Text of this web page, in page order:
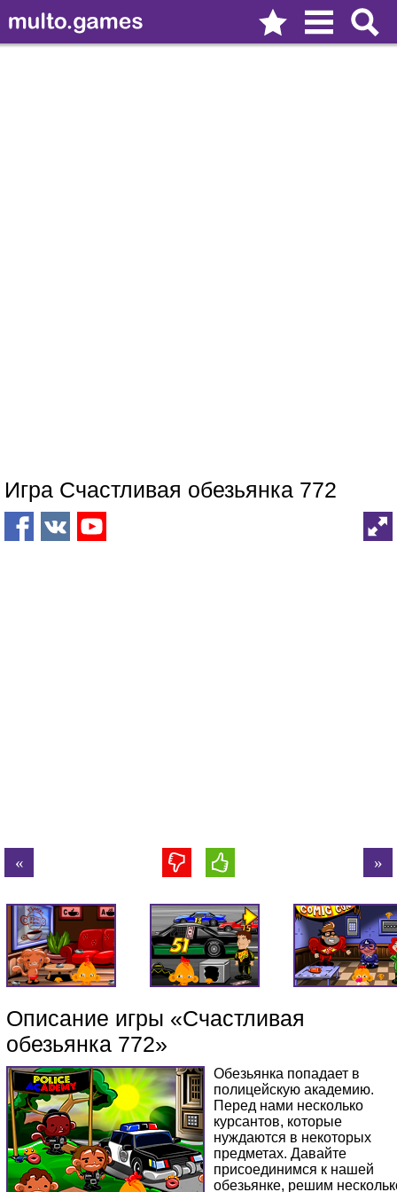
Игра Счастливая обезьянка 772
Описание игры «Счастливая
обезьянка 772»
Обезьянка попадает в
полицейскую академию.
Перед нами несколько
курсантов, которые
нуждаются в некоторых
предметах. Давайте
присоединимся к нашей
обезьянке, решим